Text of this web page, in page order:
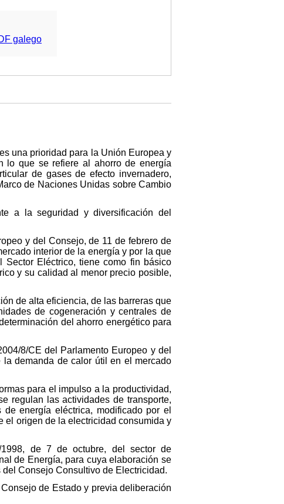
galego
una prioridad para la Unión Europea y
lo que se refiere al ahorro de energía
de gases de efecto invernadero,
de Naciones Unidas sobre Cambio
a la seguridad y diversificación del
y del Consejo, de 11 de febrero de
interior de la energía y por la que
Eléctrico, tiene como fin básico
y su calidad al menor precio posible,
de alta eficiencia, de las barreras que
de cogeneración y centrales de
del ahorro energético para
8/CE del Parlamento Europeo y del
demanda de calor útil en el mercado
para el impulso a la productividad,
regulan las actividades de transporte,
energía eléctrica, modificado por el
el origen de la electricidad consumida y
de 7 de octubre, del sector de
de Energía, para cuya elaboración se
Consejo Consultivo de Electricidad.
de Estado y previa deliberación